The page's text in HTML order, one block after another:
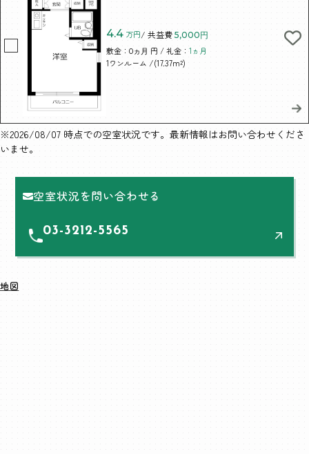
4.4 万円/ 共益費 5,000円
敷金：0ヵ月 円 / 礼金：1ヵ月
1ワンルーム /(17.37m²)
※2026/08/07 時点での空室状況です。最新情報はお問い合わせくださ
いませ。
空室状況を問い合わせる
03-3212-5565
地図